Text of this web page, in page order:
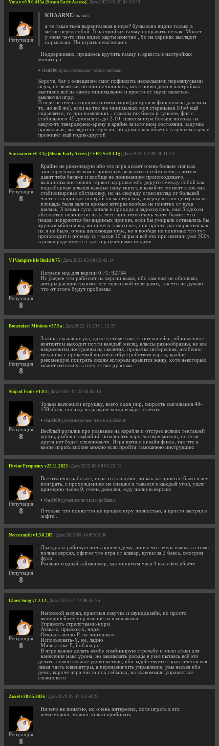
Vorax v0.9.0.415a [Steam Early Access] | Дата 2023-02-20 04:53:33
Репутация
8
KHAARNE сказал:
а че такая тьма вырвиглазная в игре? буквально видно только в
метре перед собой. В настройках гамму поправить нельзя. Может
у меня че-то изза видео карты конечно , бо на скринах выглядит
нормально. Но играть невозможно.
Поддерживаю, пришлось крутить гамму и яркость в настройках
монитора
• vlad400 думал несколько часов и добавил:
Короче, баг с освещеием смог пофиксить несколькими перезапусками
игры, не знаю как но оно починилось, как я понял дело в настройках,
выставил всё на самое минимальное и просто от скуки включал-
выключал игру.
В игре не очень хорошая оптимизация(до уровня форспокена далекова-
то, но всё же), если на тех же минималках моя старенькая 1050 ещё
справлятся, то при появлении... скажем так босса в тунелле, фпс с
стабильного 45 дропалось до 2-10, плюсом игра больше похожа на
какую-то тавердефенс-арену в крайне зачаточном состоянии, задумка
прикольная, выглядит интересно, но думаю как обычно в лучшем случае
проживёт ещё годик-другой
Starmancer v0.3.1g [Steam Early Access] / + RUS v0.3.1g | Дата 2023-02-08 20:31:23
Репутация
8
Крайне не рекомендую ибо эта игра делает очень больно сначала
заинтересовав лёгким и приятным визуалом и геймплеем, а потом
давит тебя багами и вообще не пониманием происходящего,
колонисты постоянно теряют здоровье мбо дерутся между собой как
подзаборные алкаши каждые пару минут, в какой-то момент я кое-как
стабилизировал обстановку, но на секунду отвел взгляд от большей
части станции для построй ки мастерских, а вернулся вся центральная
площадь была залита кровью которая вообще не понятно от куда
взялась, 3 пешки тупо встали в проходе и задохнулись, ещё 3 сдохли
абсолютно непонятно из-за чего при этом очень часто бывает что
пешки испаряются без видимых причин, если бы умирали оставались бы
трупызомбиголовы, но ничего такого нет, они просто растворяются как
их и не было, очень цепляющая игра, но я вообще не понимаю что тут
происходит и почему за ~часов 10 игры и всё это при имении уже 300ч
в римворлде вместе с длс и различными модами
V1Vampire life Build 0.75 | Дата 2023-02-08 02:42:14
Репутация
8
Патреон код для версии 0.71: 92734
Не уверен что работает на версии выше, ибо сам ещё не обновлял,
авторы распространяют его через свой телеграмм, так что не думаю
что от этого будут проблемы
Boneraiser Minions v37.9a | Дата 2022-11-23 01:15:23
Репутация
8
Залипательная штука, даже в стиме взял, стоит копейки, обновления с
контентом выходит почти каждый месяц, классы разнообразны, не все
некроманты построены на скелетах, прокачка интересная, особенно
механика с прокачкой врагов и обустройством карты, крайне
рекомендую поиграть людям которым нравится жанр, хотя некоторых
может оттолкнуть отсутствие ру языка.
Ship of Fools v1.0.1 | Дата 2022-11-23 03:08:13
Репутация
8
Только выложили игрушку, всего один пир, скорость скачивания 40-
150кбсек, посижу на раздаче когда выйдет скачать
• vlad400 думал несколько часов и добавил:
Весёлый рогалик про плавание на корабле и отстрел всяких тентаклей
жуков, рыбок и амфибий, позалипать пару часиков можно, но если
друга нет будет сложнова-то. Игра взята с онлайн фикса, так что в
коопе играть вполне можно если пройти тамошнюю инструкцию
Divine Frequency v25.11.2023 | Дата 2022-08-08 05:25:15
Репутация
8
Всё отлично работает, игра хоть и демо, но как же приятно было в неё
поиграть, с прохождением не спешил и тыкался в каждый угол, ушло
примерно часов 9, очень доволен, жду полную версию
• vlad400 думал около часа и добавил:
Я только что понял что не прошёл игру полностью, а просто застрял в
лифте...
Necrosmith v1.3.0.285 | Дата 2022-07-14 09:05:38
Репутация
8
Дважды за рабочую ночь прошёл дему, понял что вчера вышла в стиме
полная версия, офигел что игра от алавар, купил за 2 бакса, смотрим
фулл
Реально годный таймкиллер, как минимум часа 4 вы в нём убьёте
Ghost Song v1.2.12 | Дата 2022-07-14 06:43:25
Репутация
8
Неплохой визуал, приятная озвучка и саунддизайн, но просто
кошмарнейшее управление на клавомыши.
Управлять стрелочками-норм
Атака-z, прыжок-x, норм
Открыть меню-P, ну нормально
Использовать-Y, эм, ладно
Мили атака-E, йобана рот
В игре важно делать комбо комбинирую стрельбу и мили атаки для
нанесения макс урона, но завязывать пальцы в узел пытаясь всё это
делать, сомнительное удовольствие, ибо задействуется практически вся
левая часть клавиатуры, а переназначить управление, увы нельзя ибо
демо, короче игра чисто под геймпад, на клавомыши управляться
сложновато
Zoxel v28.05.2026 | Дата 2022-07-11 03:59:25
Репутация
8
Ничего не понятно, но очень интересно, хотя играть в это
невозможно, можно только пробовать